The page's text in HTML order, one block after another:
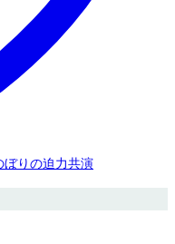
ぼりの迫力共演